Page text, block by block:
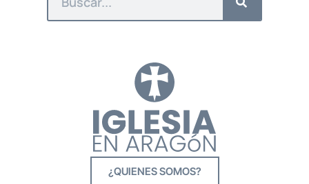
¿QUIENES SOMOS?